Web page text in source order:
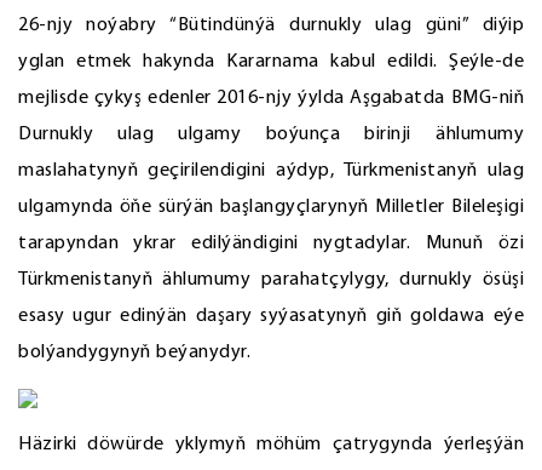
26-njy noýabry “Bütindünýä durnukly ulag güni” diýip
yglan etmek hakynda Kararnama kabul edildi. Şeýle-de
mejlisde çykyş edenler 2016-njy ýylda Aşgabatda BMG-niň
Durnukly ulag ulgamy boýunça birinji ählumumy
maslahatynyň geçirilendigini aýdyp, Türkmenistanyň ulag
ulgamynda öňe sürýän başlangyçlarynyň Milletler Bileleşigi
tarapyndan ykrar edilýändigini nygtadylar. Munuň özi
Türkmenistanyň ählumumy parahatçylygy, durnukly ösüşi
esasy ugur edinýän daşary syýasatynyň giň goldawa eýe
bolýandygynyň beýanydyr.
Häzirki döwürde yklymyň möhüm çatrygynda ýerleşýän